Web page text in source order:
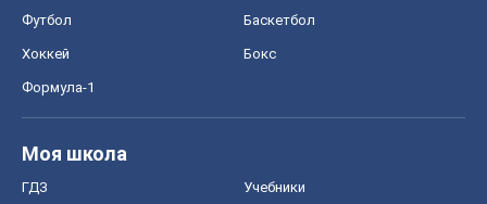
Футбол Баскетбол
Хоккей Бокс
Формула-1
Моя школа
ГДЗ Учебники